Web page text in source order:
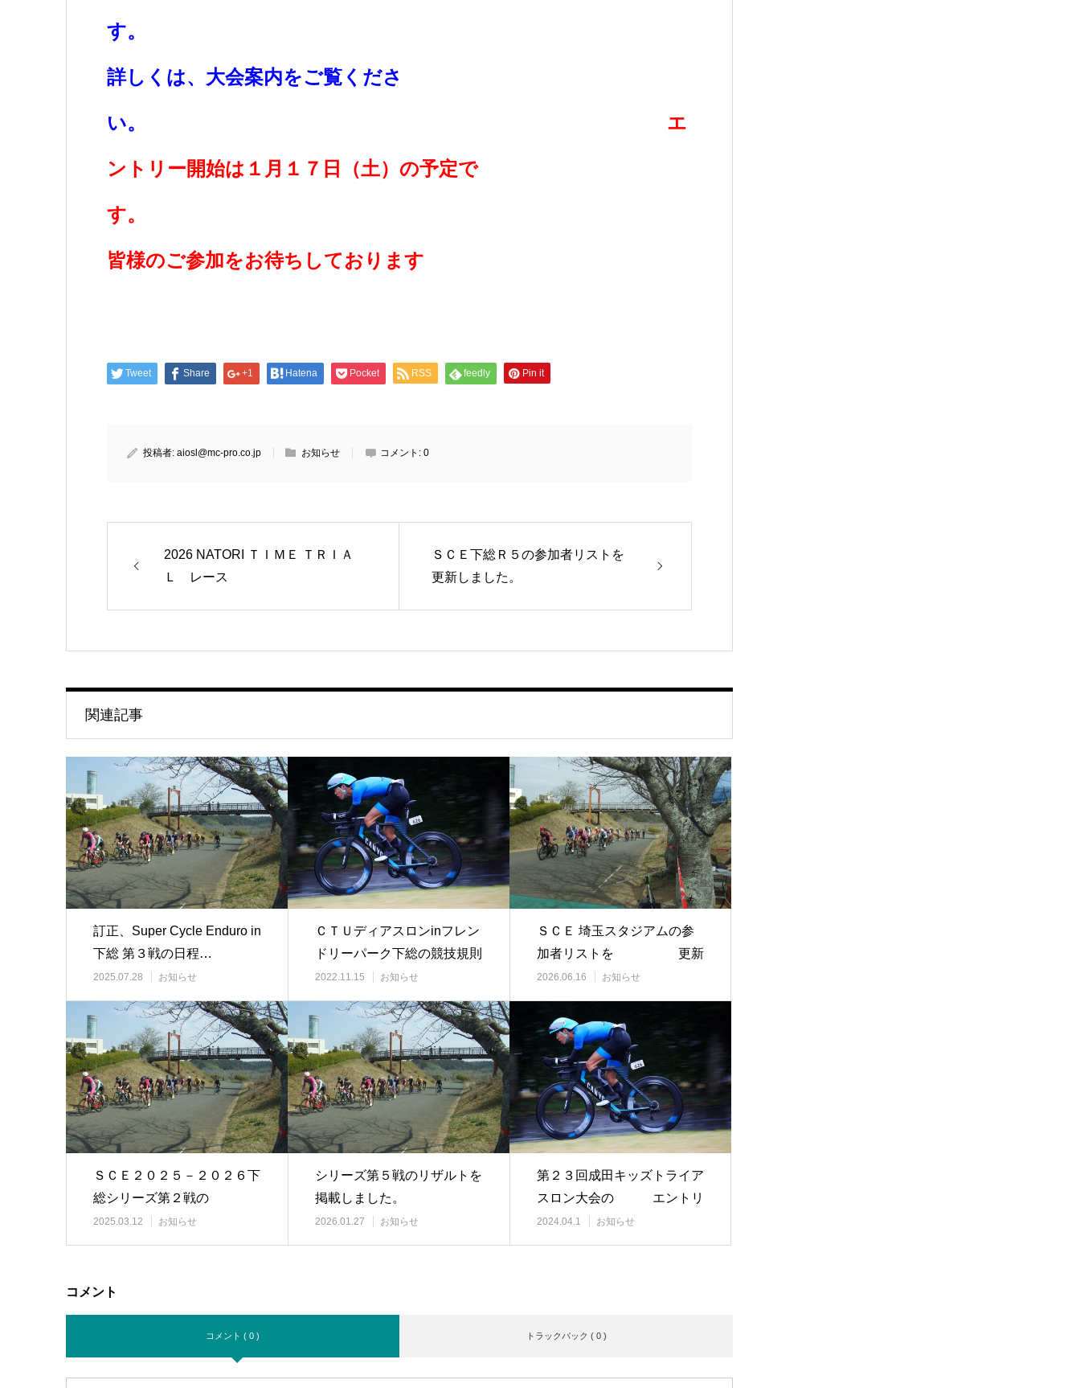
す。
詳しくは、大会案内をご覧くださ
い。 エ
ントリー開始は１月１７日（土）の予定で
す。
皆様のご参加をお待ちしております
Tweet Share +1 Hatena Pocket RSS feedly Pin it
投稿者: aiosl@mc-pro.co.jp お知らせ コメント: 0
2026 NATORI ＴＩＭＥ ＴＲＩＡ
Ｌ レース
ＳＣＥ下総Ｒ５の参加者リストを
更新しました。
関連記事
訂正、Super Cycle Enduro in
下総 第３戦の日程…
2025.07.28 お知らせ
ＣＴＵディアスロンinフレン
ドリーパーク下総の競技規則
の最終版が出来…
2022.11.15 お知らせ
ＳＣＥ 埼玉スタジアムの参
加者リストを 更新
しました。
2026.06.16 お知らせ
ＳＣＥ２０２５－２０２６下
総シリーズ第２戦の
エン…
2025.03.12 お知らせ
シリーズ第５戦のリザルトを
掲載しました。
2026.01.27 お知らせ
第２３回成田キッズトライア
スロン大会の エントリ
ーが始まりました…
2024.04.1 お知らせ
コメント
コメント ( 0 ) トラックバック ( 0 )